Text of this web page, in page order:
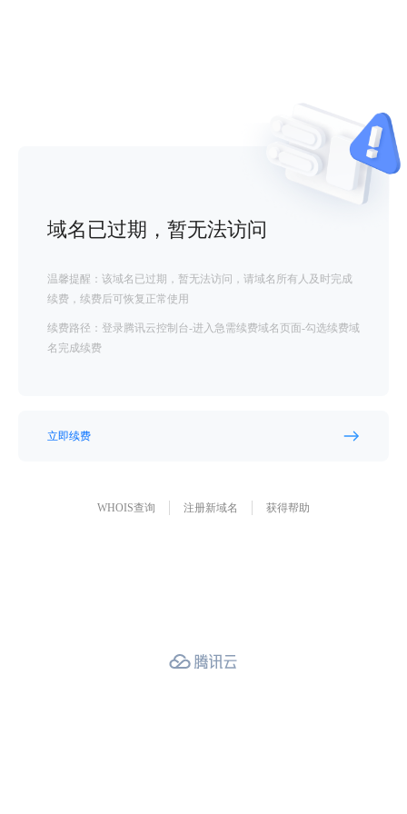
域名已过期，暂无法访问
温馨提醒：该域名已过期，暂无法访问，请域名所有人及时完成
续费，续费后可恢复正常使用
续费路径：登录腾讯云控制台-进入急需续费域名页面-勾选续费域
名完成续费
立即续费
WHOIS查询 注册新域名 获得帮助